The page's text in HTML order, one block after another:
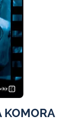
KOMORA